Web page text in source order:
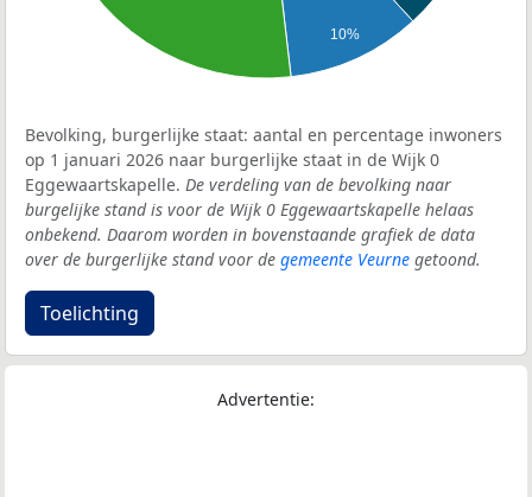
10%
Bevolking, burgerlijke staat: aantal en percentage inwoners
op 1 januari 2026 naar burgerlijke staat in de Wijk 0
Eggewaartskapelle. De verdeling van de bevolking naar
burgelijke stand is voor de Wijk 0 Eggewaartskapelle helaas
onbekend. Daarom worden in bovenstaande grafiek de data
over de burgerlijke stand voor de gemeente Veurne getoond.
Toelichting
Advertentie: